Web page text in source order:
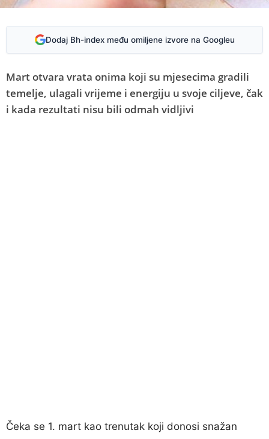
Dodaj Bh-index među omiljene izvore na Googleu
Mart otvara vrata onima koji su mjesecima gradili
temelje, ulagali vrijeme i energiju u svoje ciljeve, čak
i kada rezultati nisu bili odmah vidljivi
​Čeka se 1. mart kao trenutak koji donosi snažan